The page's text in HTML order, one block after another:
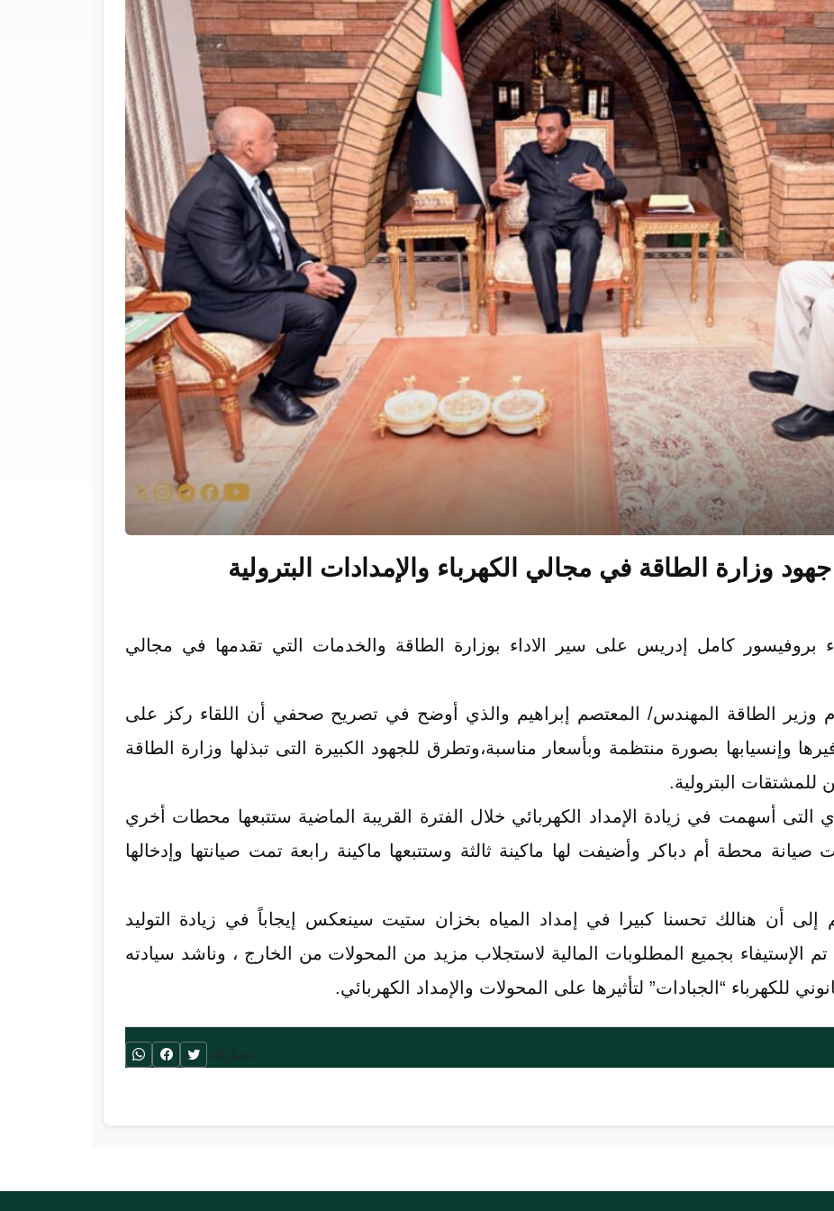
وزارة الطاقة في مجالي الكهرباء والإمدادات البترولية
بروفيسور كامل إدريس على سير الاداء بوزارة الطاقة والخدمات التي تقدمها في مجالي
وزير الطاقة المهندس/ المعتصم إبراهيم والذي أوضح في تصريح صحفي أن اللقاء ركز على
وإنسيابها بصورة منتظمة وبأسعار مناسبة،وتطرق للجهود الكبيرة التى تبذلها وزارة الطاقة
للمشتقات البترولية.
أسهمت في زيادة الإمداد الكهربائي خلال الفترة القريبة الماضية ستتبعها محطات أخري
(٣)، فيما تمت صيانة محطة أم دباكر وأضيفت لها ماكينة ثالثة وستتبعها ماكينة رابعة تمت صيانتها وإدخالها
إلى أن هنالك تحسنا كبيرا في إمداد المياه بخزان ستيت سينعكس إيجاباً في زيادة التوليد
تم الإستيفاء بجميع المطلوبات المالية لاستجلاب مزيد من المحولات من الخارج ، وناشد سيادته
للكهرباء “الجبادات” لتأثيرها على المحولات والإمداد الكهربائي.